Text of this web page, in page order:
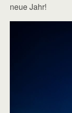
neue Jahr!